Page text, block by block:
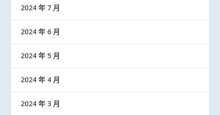
2024 年 7 月
2024 年 6 月
2024 年 5 月
2024 年 4 月
2024 年 3 月